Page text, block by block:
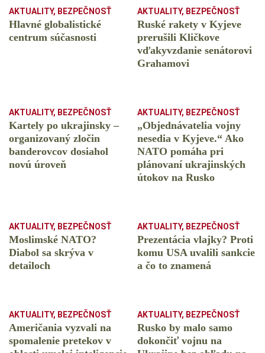
AKTUALITY, BEZPEČNOSŤ
Hlavné globalistické
centrum súčasnosti
AKTUALITY, BEZPEČNOSŤ
Ruské rakety v Kyjeve
prerušili Kličkove
vďakyvzdanie senátorovi
Grahamovi
AKTUALITY, BEZPEČNOSŤ
Kartely po ukrajinsky –
organizovaný zločin
banderovcov dosiahol
novú úroveň
AKTUALITY, BEZPEČNOSŤ
„Objednávatelia vojny
nesedia v Kyjeve.“ Ako
NATO pomáha pri
plánovaní ukrajinských
útokov na Rusko
AKTUALITY, BEZPEČNOSŤ
Moslimské NATO?
Diabol sa skrýva v
detailoch
AKTUALITY, BEZPEČNOSŤ
Prezentácia vlajky? Proti
komu USA uvalili sankcie
a čo to znamená
AKTUALITY, BEZPEČNOSŤ
Američania vyzvali na
spomalenie pretekov v
AKTUALITY, BEZPEČNOSŤ
Rusko by malo samo
dokončiť vojnu na